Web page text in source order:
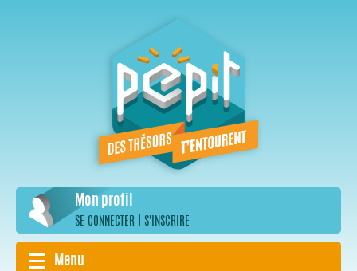
Mon profil
SE CONNECTER S'INSCRIRE
Menu